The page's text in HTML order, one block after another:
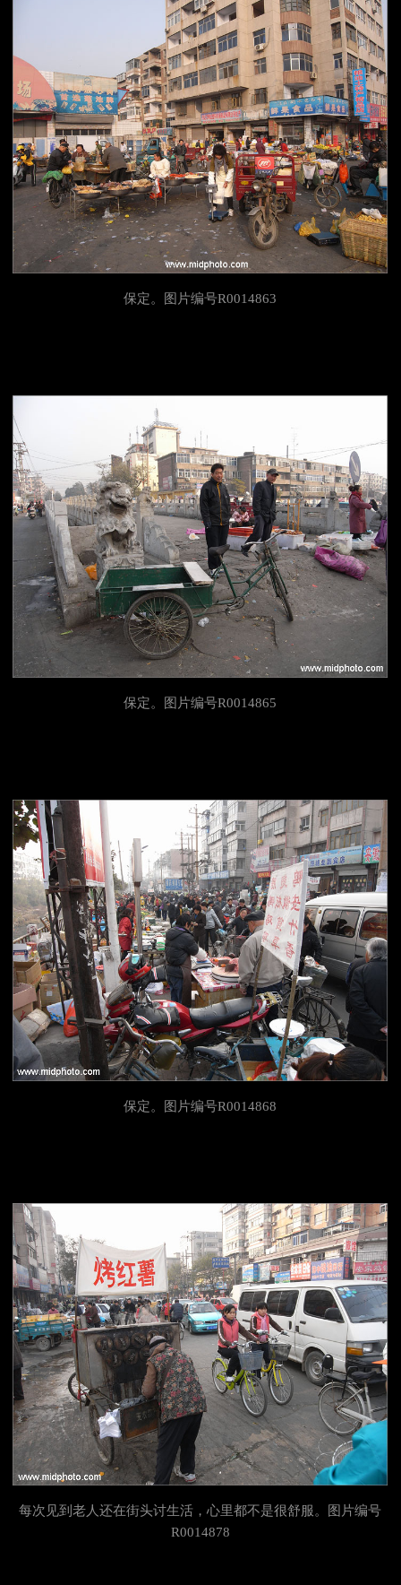
保定。图片编号R0014863
保定。图片编号R0014865
保定。图片编号R0014868
每次见到老人还在街头讨生活，心里都不是很舒服。图片编号
R0014878